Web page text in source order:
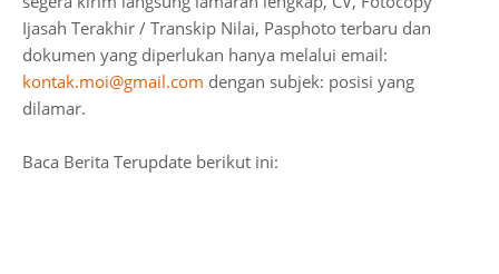
Ijasah Terakhir / Transkip Nilai, Pasphoto terbaru dan
dokumen yang diperlukan hanya melalui email:
kontak.moi@gmail.com dengan subjek: posisi yang
dilamar.
Baca Berita Terupdate berikut ini: